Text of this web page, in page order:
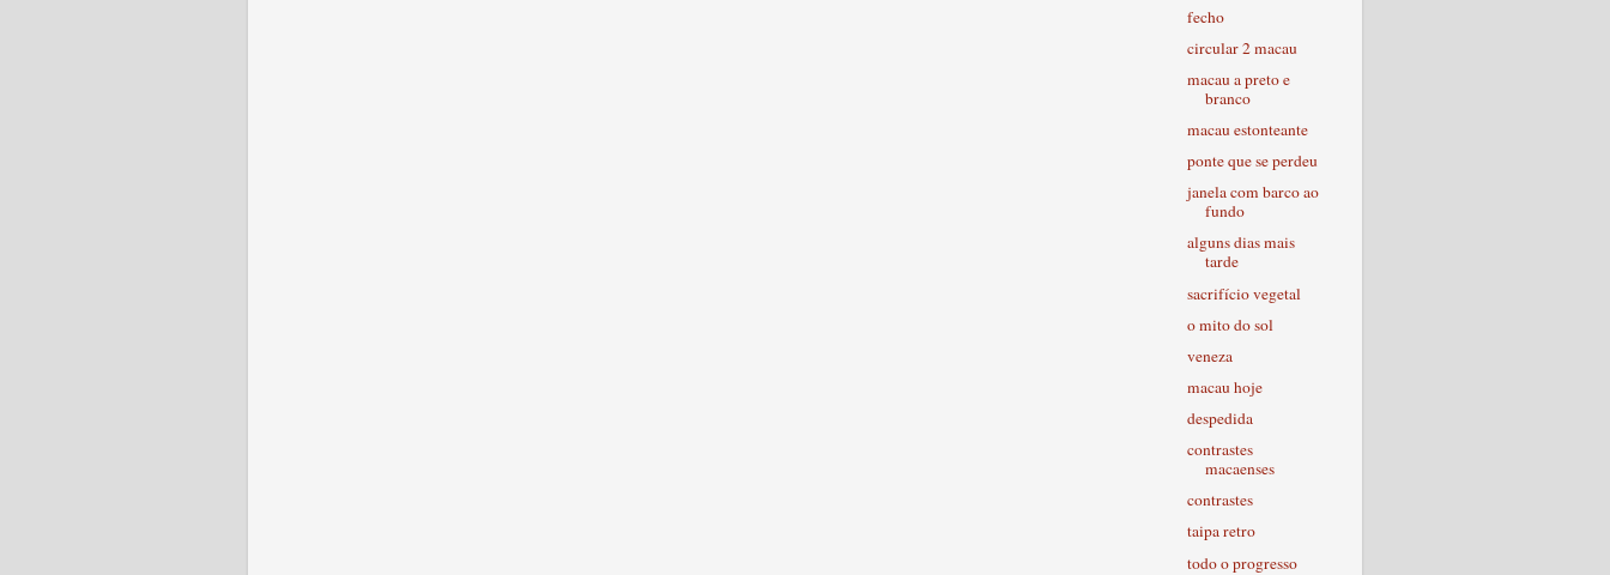
fecho
circular 2 macau
macau a preto e
branco
macau estonteante
ponte que se perdeu
janela com barco ao
fundo
alguns dias mais
tarde
sacrifício vegetal
o mito do sol
veneza
macau hoje
despedida
contrastes
macaenses
contrastes
taipa retro
todo o progresso